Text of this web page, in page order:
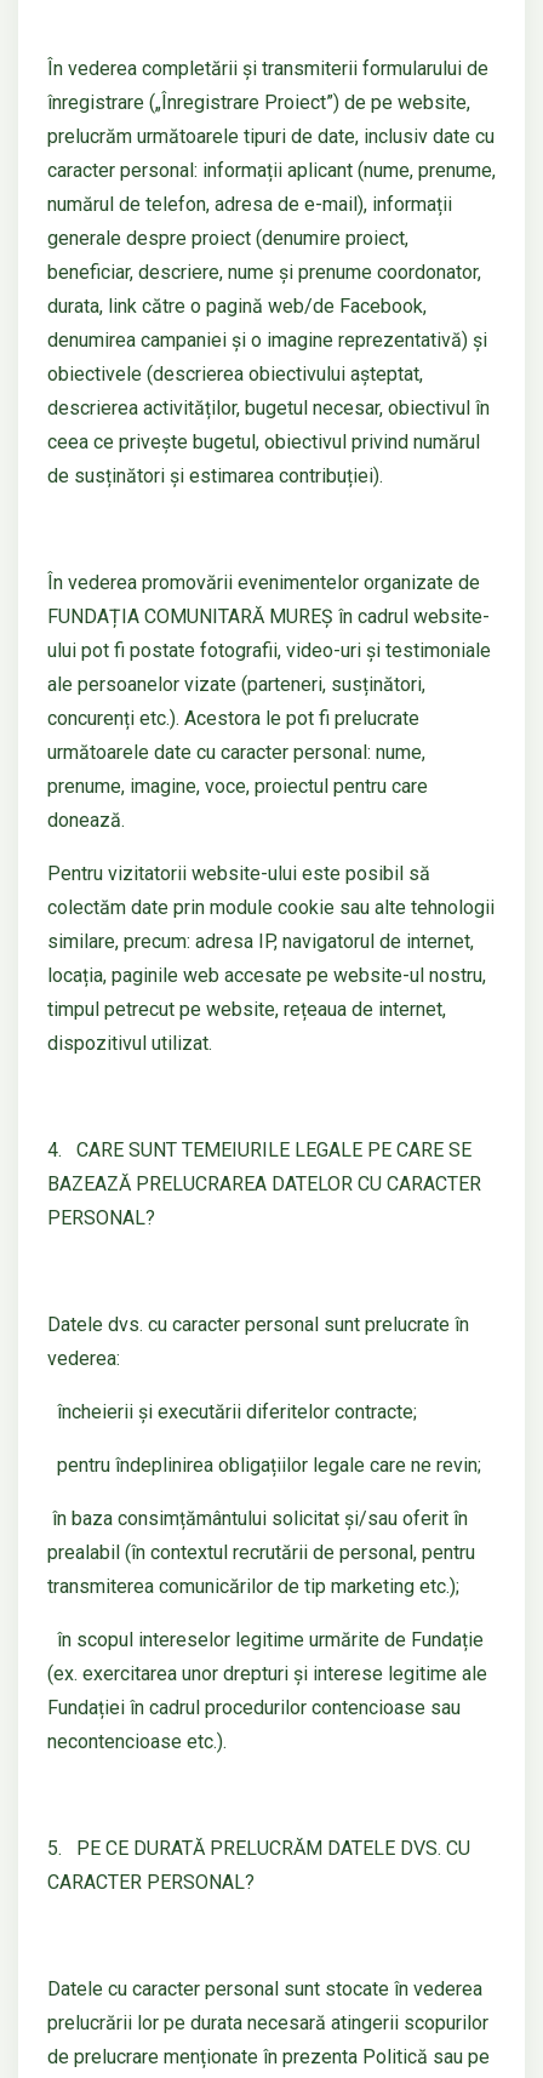
În vederea completării și transmiterii formularului de
înregistrare („Înregistrare Proiect”) de pe website,
prelucrăm următoarele tipuri de date, inclusiv date cu
caracter personal: informații aplicant (nume, prenume,
numărul de telefon, adresa de e-mail), informații
generale despre proiect (denumire proiect,
beneficiar, descriere, nume și prenume coordonator,
durata, link către o pagină web/de Facebook,
denumirea campaniei și o imagine reprezentativă) și
obiectivele (descrierea obiectivului așteptat,
descrierea activităților, bugetul necesar, obiectivul în
ceea ce privește bugetul, obiectivul privind numărul
de susținători și estimarea contribuției).
În vederea promovării evenimentelor organizate de
FUNDAȚIA COMUNITARĂ MUREȘ în cadrul website-
ului pot fi postate fotografii, video-uri și testimoniale
ale persoanelor vizate (parteneri, susținători,
concurenți etc.). Acestora le pot fi prelucrate
următoarele date cu caracter personal: nume,
prenume, imagine, voce, proiectul pentru care
donează.
Pentru vizitatorii website-ului este posibil să
colectăm date prin module cookie sau alte tehnologii
similare, precum: adresa IP, navigatorul de internet,
locația, paginile web accesate pe website-ul nostru,
timpul petrecut pe website, rețeaua de internet,
dispozitivul utilizat.
4. CARE SUNT TEMEIURILE LEGALE PE CARE SE
BAZEAZĂ PRELUCRAREA DATELOR CU CARACTER
PERSONAL?
Datele dvs. cu caracter personal sunt prelucrate în
vederea:
încheierii și executării diferitelor contracte;
pentru îndeplinirea obligațiilor legale care ne revin;
în baza consimțământului solicitat și/sau oferit în
prealabil (în contextul recrutării de personal, pentru
transmiterea comunicărilor de tip marketing etc.);
în scopul intereselor legitime urmărite de Fundație
(ex. exercitarea unor drepturi și interese legitime ale
Fundației în cadrul procedurilor contencioase sau
necontencioase etc.).
5. PE CE DURATĂ PRELUCRĂM DATELE DVS. CU
CARACTER PERSONAL?
Datele cu caracter personal sunt stocate în vederea
prelucrării lor pe durata necesară atingerii scopurilor
de prelucrare menționate în prezenta Politică sau pe